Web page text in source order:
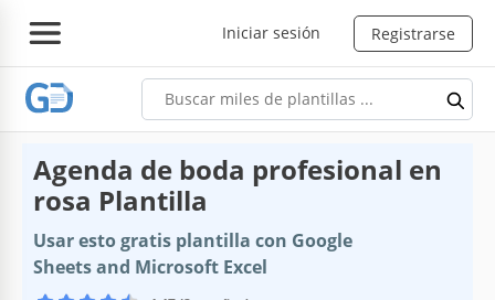
Iniciar sesión Registrarse
Agenda de boda profesional en
rosa Plantilla
Usar esto gratis plantilla con Google
Sheets and Microsoft Excel